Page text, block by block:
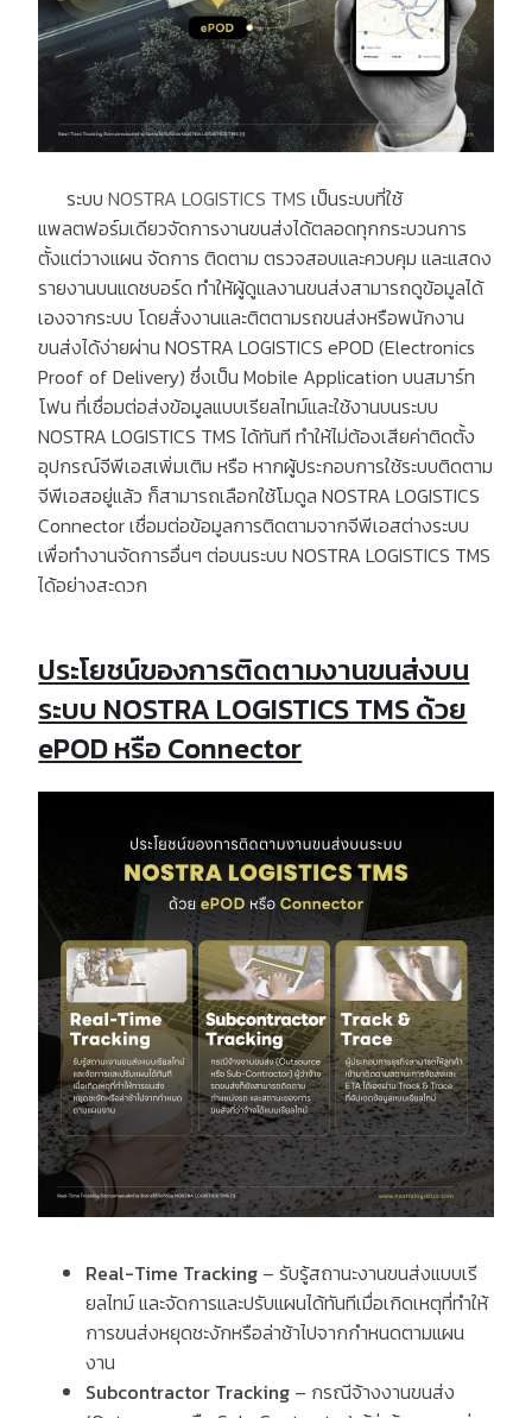
ระบบ NOSTRA LOGISTICS TMS เป็นระบบที่ใช้
แพลตฟอร์มเดียวจัดการงานขนส่งได้ตลอดทุกกระบวนการ
ตั้งแต่วางแผน จัดการ ติดตาม ตรวจสอบและควบคุม และแสดง
รายงานบนแดชบอร์ด ทำให้ผู้ดูแลงานขนส่งสามารถดูข้อมูลได้
เองจากระบบ โดยสั่งงานและติตตามรถขนส่งหรือพนักงาน
ขนส่งได้ง่ายผ่าน NOSTRA LOGISTICS ePOD (Electronics
Proof of Delivery)ซึ่งเป็น Mobile Applicationบนสมาร์ท
โฟน ที่เชื่อมต่อส่งข้อมูลแบบเรียลไทม์และใช้งานบนระบบ
NOSTRA LOGISTICS TMSได้ทันที ทำให้ไม่ต้องเสียค่าติดตั้ง
อุปกรณ์จีพีเอสเพิ่มเติมหรือ หากผู้ประกอบการใช้ระบบติดตาม
จีพีเอสอยู่แล้ว ก็สามารถเลือกใช้โมดูล NOSTRA LOGISTICS
Connectorเชื่อมต่อข้อมูลการติดตามจากจีพีเอสต่างระบบ
เพื่อทำงานจัดการอื่นๆ ต่อบนระบบ NOSTRA LOGISTICS TMS
ได้อย่างสะดวก
ประโยชน์ของการติดตามงานขนส่งบน
ระบบ NOSTRA LOGISTICS TMS ด้วย
ePOD หรือ Connector
Real-Time Tracking –รับรู้สถานะงานขนส่งแบบเรี
ยลไทม์ และจัดการและปรับแผนได้ทันทีเมื่อเกิดเหตุที่ทำให้
การขนส่งหยุดชะงักหรือล่าช้าไปจากกำหนดตามแผน
งาน
Subcontractor Tracking – กรณีจ้างงานขนส่ง